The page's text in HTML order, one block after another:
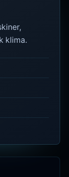
klima.